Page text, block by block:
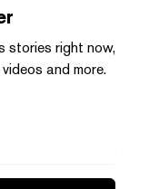
stories right now,
and more.